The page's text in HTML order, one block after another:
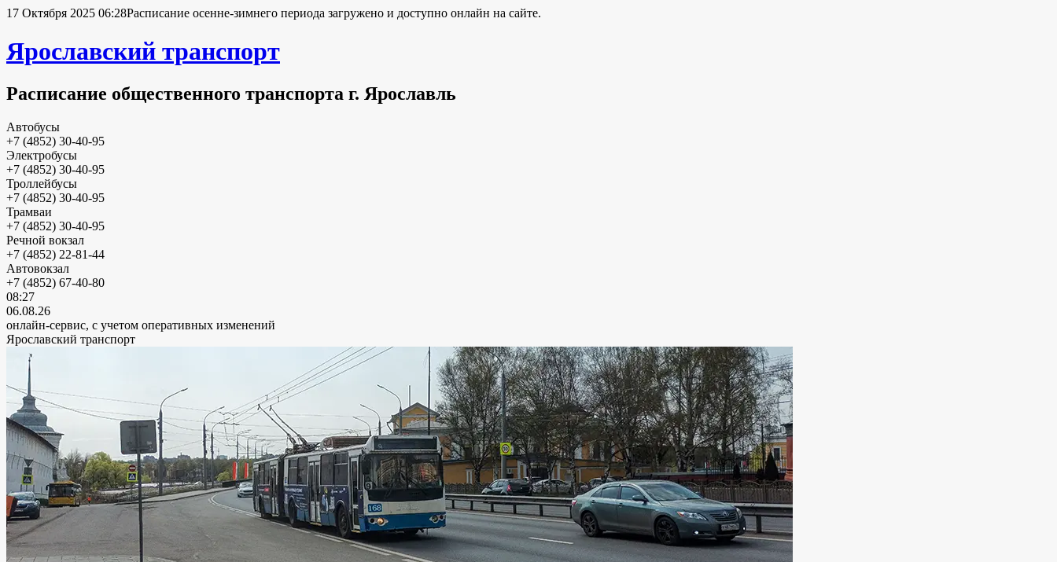
17 Октября 2025 06:28Расписание осенне-зимнего периода загружено и доступно онлайн на сайте.
Ярославский транспорт
Расписание общественного транспорта г. Ярославль
Автобусы
+7 (4852) 30-40-95
Электробусы
+7 (4852) 30-40-95
Троллейбусы
+7 (4852) 30-40-95
Трамваи
+7 (4852) 30-40-95
Речной вокзал
+7 (4852) 22-81-44
Автовокзал
+7 (4852) 67-40-80
08:27
06.08.26
онлайн-сервис, с учетом оперативных изменений
Ярославский транспорт